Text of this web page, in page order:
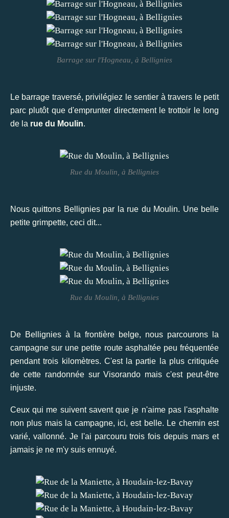
Barrage sur l'Hogneau, à Bellignies
Le barrage traversé, privilégiez le sentier à travers le petit
parc plutôt que d'emprunter directement le trottoir le long
de la rue du Moulin.
Rue du Moulin, à Bellignies
Nous quittons Bellignies par la rue du Moulin. Une belle
petite grimpette, ceci dit...
Rue du Moulin, à Bellignies
De Bellignies à la frontière belge, nous parcourons la
campagne sur une petite route asphaltée peu fréquentée
pendant trois kilomètres. C'est la partie la plus critiquée
de cette randonnée sur Visorando mais c'est peut-être
injuste.
Ceux qui me suivent savent que je n'aime pas l'asphalte
non plus mais la campagne, ici, est belle. Le chemin est
varié, vallonné. Je l'ai parcouru trois fois depuis mars et
jamais je ne m'y suis ennuyé.